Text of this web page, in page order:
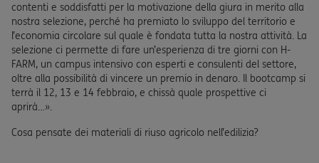
contenti e soddisfatti per la motivazione della giura in merito alla
nostra selezione, perché ha premiato lo sviluppo del territorio e
l’economia circolare sul quale è fondata tutta la nostra attività. La
selezione ci permette di fare un’esperienza di tre giorni con H-
FARM, un campus intensivo con esperti e consulenti del settore,
oltre alla possibilità di vincere un premio in denaro. Il bootcamp si
terrà il 12, 13 e 14 febbraio, e chissà quale prospettive ci
aprirà…».
Cosa pensate dei materiali di riuso agricolo nell’edilizia?